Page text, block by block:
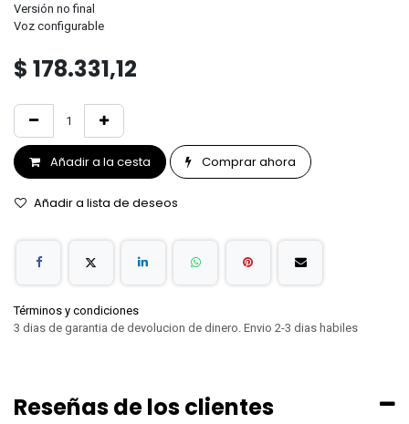
Versión no final
Voz configurable
$ 178.331,12
Añadir a la cesta Comprar ahora
Añadir a lista de deseos
Términos y condiciones
3 dias de garantia de devolucion de dinero. Envio 2-3 dias habiles
Reseñas de los clientes